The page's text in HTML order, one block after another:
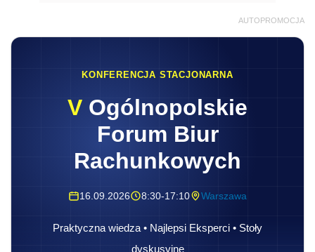
AUTOPROMOCJA
KONFERENCJA STACJONARNA
V Ogólnopolskie
Forum Biur
Rachunkowych
16.09.2026 8:30-17:10 Warszawa
Praktyczna wiedza • Najlepsi Eksperci • Stoły
dyskusyjne